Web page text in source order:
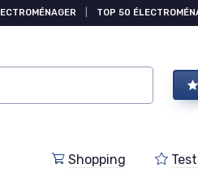
TOP 50
Shopping